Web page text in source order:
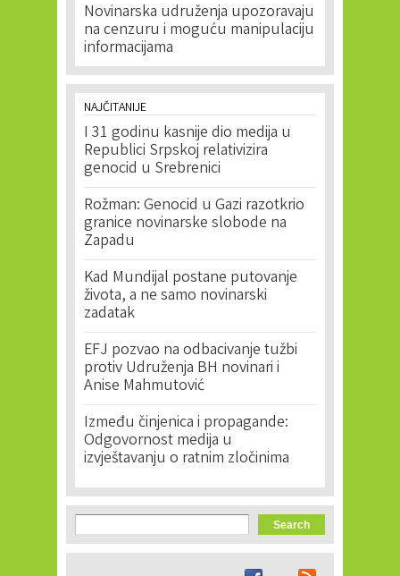
Novinarska udruženja upozoravaju
na cenzuru i moguću manipulaciju
informacijama
NAJČITANIJE
I 31 godinu kasnije dio medija u
Republici Srpskoj relativizira
genocid u Srebrenici
Rožman: Genocid u Gazi razotkrio
granice novinarske slobode na
Zapadu
Kad Mundijal postane putovanje
života, a ne samo novinarski
zadatak
EFJ pozvao na odbacivanje tužbi
protiv Udruženja BH novinari i
Anise Mahmutović
Između činjenica i propagande:
Odgovornost medija u
izvještavanju o ratnim zločinima
Search form
Search